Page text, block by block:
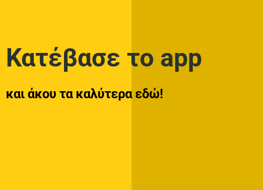
Κατέβασε το app
και άκου τα καλύτερα εδώ!